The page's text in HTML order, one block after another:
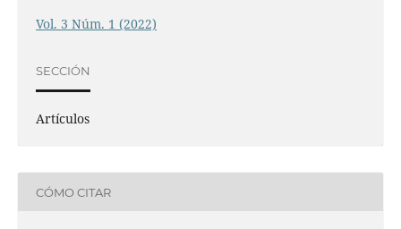
Vol. 3 Núm. 1 (2022)
SECCIÓN
Artículos
CÓMO CITAR